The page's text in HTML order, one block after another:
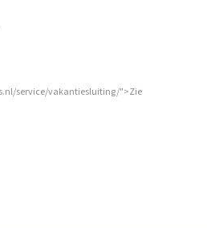
service/vakantiesluiting/">Zie